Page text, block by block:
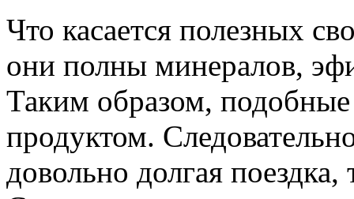
Что касается полезных
они полны минералов,
Таким образом,
продуктом.
довольно долгая